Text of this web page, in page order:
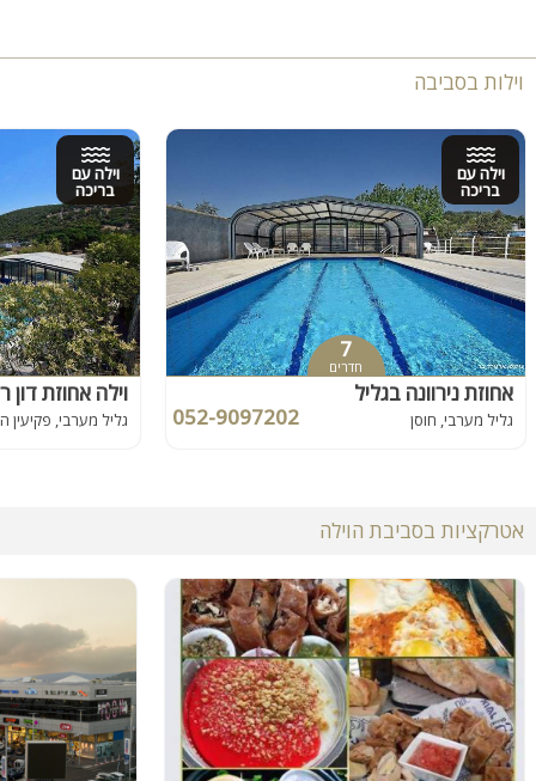
וילות בסביבה
וילה עם
בריכה
7
חדרים
אחוזת נירוונה בגליל
גליל מערבי, חוסן 052-9097202
וילה עם
בריכה
וילה אחוזת דון
גליל מערבי,
אטרקציות בסביבת הוילה